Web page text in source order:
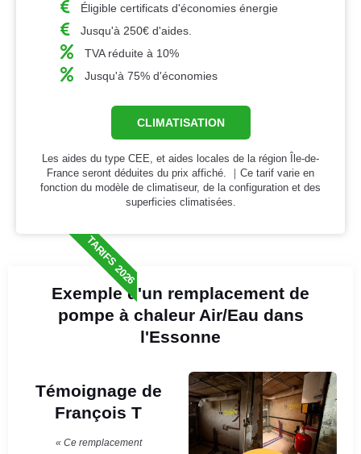
Éligible certificats d'économies énergie
Jusqu'à 250€ d'aides.
TVA réduite à 10%
Jusqu'à 75% d'économies
CLIMATISATION
Les aides du type CEE, et aides locales de la région Île-de-
France seront déduites du prix affiché. ｜Ce tarif varie en
fonction du modèle de climatiseur, de la configuration et des
superficies climatisées.
TARIFS 2026
Exemple d'un remplacement de
pompe à chaleur Air/Eau dans
l'Essonne
Témoignage de
François T
« Ce remplacement